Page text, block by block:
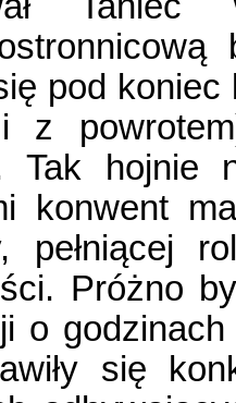
pod
z
Tak hojnie
konwent
pełniącej
Próżno
o
się